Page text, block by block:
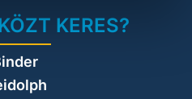
KERES?